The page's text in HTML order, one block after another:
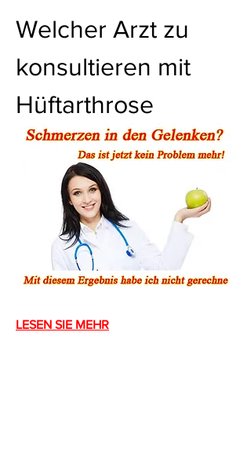
Welcher Arzt zu
konsultieren mit
Hüftarthrose
LESEN SIE MEHR